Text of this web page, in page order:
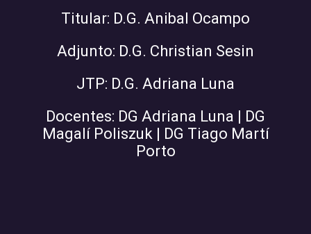
Titular: D.G. Anibal Ocampo
Adjunto: D.G. Christian Sesin
JTP: D.G. Adriana Luna
Docentes: DG Adriana Luna | DG
Magalí Poliszuk | DG Tiago Martí
Porto